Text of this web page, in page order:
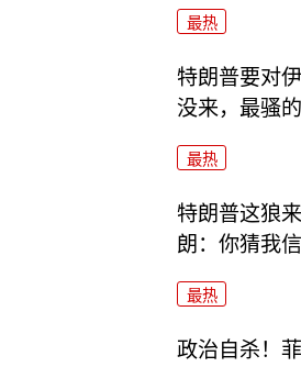
最热
特朗普要对
没来，最骚
最热
特朗普这狼
朗：你猜我信
最热
政治自杀！